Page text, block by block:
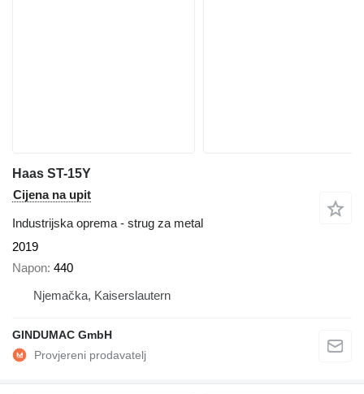
Haas ST-15Y
Cijena na upit
Industrijska oprema - strug za metal
2019
Napon 440
Njemačka, Kaiserslautern
GINDUMAC GmbH